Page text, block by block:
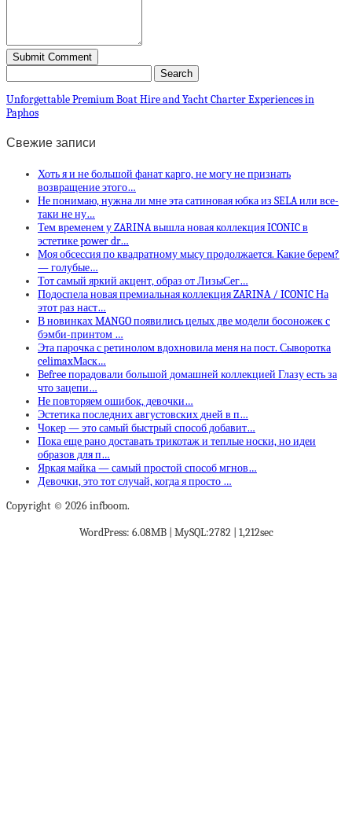
Unforgettable Premium Boat Hire and Yacht Charter Experiences in
Paphos
Свежие записи
Хоть я и не большой фанат карго, не могу не признать
возвращение этого…
Не понимаю, нужна ли мне эта сатиновая юбка из SELA или все-
таки не ну…
Тем временем у ZARINA вышла новая коллекция ICONIC в
эстетике power dr…
Моя обсессия по квадратному мысу продолжается. Какие берем?
— голубые…
Тот самый яркий акцент, образ от ЛизыСег…
Подоспела новая премиальная коллекция ZARINA / ICONIC На
этот раз наст…
В новинках MANGO появились целых две модели босоножек с
бэмби-принтом …
Эта парочка с ретинолом вдохновила меня на пост. Сыворотка
celimaxМаск…
Befree порадовали большой домашней коллекцией Глазу есть за
что зацепи…
Не повторяем ошибок, девочки…
Эстетика последних августовских дней в п…
Чокер — это самый быстрый способ добавит…
Пока еще рано доставать трикотаж и теплые носки, но идеи
образов для п…
Яркая майка — самый простой способ мгнов…
Девочки, это тот случай, когда я просто …
Copyright © 2026 infboom.
WordPress: 6.08MB | MySQL:2782 | 1,212sec